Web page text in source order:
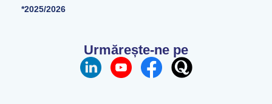
*2025/2026
Urmărește-ne pe